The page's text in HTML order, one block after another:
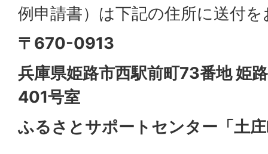
例申請書）は下記の住所に送付
〒670-0913
兵庫県姫路市西駅前町73番地 姫
401号室
ふるさとサポートセンター「土